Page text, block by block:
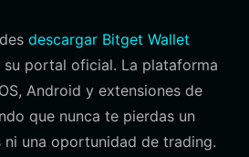
descargar Bitget Wallet
portal oficial. La plataforma
Android y extensiones de
que nunca te pierdas un
una oportunidad de trading.